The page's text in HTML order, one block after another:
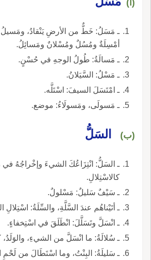
(أ)
ـ مَسَلُ: خَطٌّ من الأرضِ يَنْقادُ، ومَسيلُ
أمْسِلَةٌ ومُسُلٌ ومُسْلانٌ ومَسائِلُ.
ـ مَسالَةُ: طُولُ الوجهِ في حُسْنٍ.
ـ مَسْلُ: السَّيَلانُ.
ـ امْتَسَلَ السيفَ: اسْتَلَّه.
ـ مَسولَى، ومَسولَاءُ: موضع.
(ب) السَلُّ
ـ السَلُّ: انْتِزَاعُكَ الشيءَ وإخْراجُهُ في
كالاسْتِلالِ.
ـ سَيْفٌ سَليلٌ: مَسْلولٌ.
ـ أتَيْناهُم عندَ السَّلَّةِ، والسِّلَةُ:
ـ انْسَلَّ وتَسَلَّلَ: انْطَلَقَ في اسْتِخفاءٍ.
ـ سُلالَةُ: ما انْسَلَّ من الشيءِ، والوَلَدُ،
ـ سَليلَةُ: البِنْتُ، وما اسْتَطَالَ من لَحْمِ